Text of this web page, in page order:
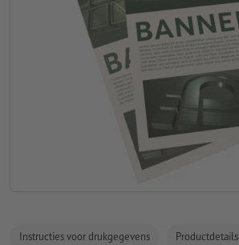
Instructies voor drukgegevens Productdetails